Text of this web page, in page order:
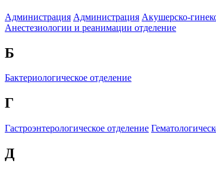
Администрация Администрация Акушерско-
Анестезиологии и реанимации отделение
Б
Бактериологическое отделение
Г
Гастроэнтерологическое отделение
Д